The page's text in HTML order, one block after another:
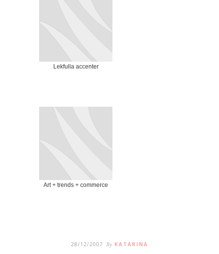
Lekfulla accenter
Art + trends + commerce
28/12/2007 By KATARINA